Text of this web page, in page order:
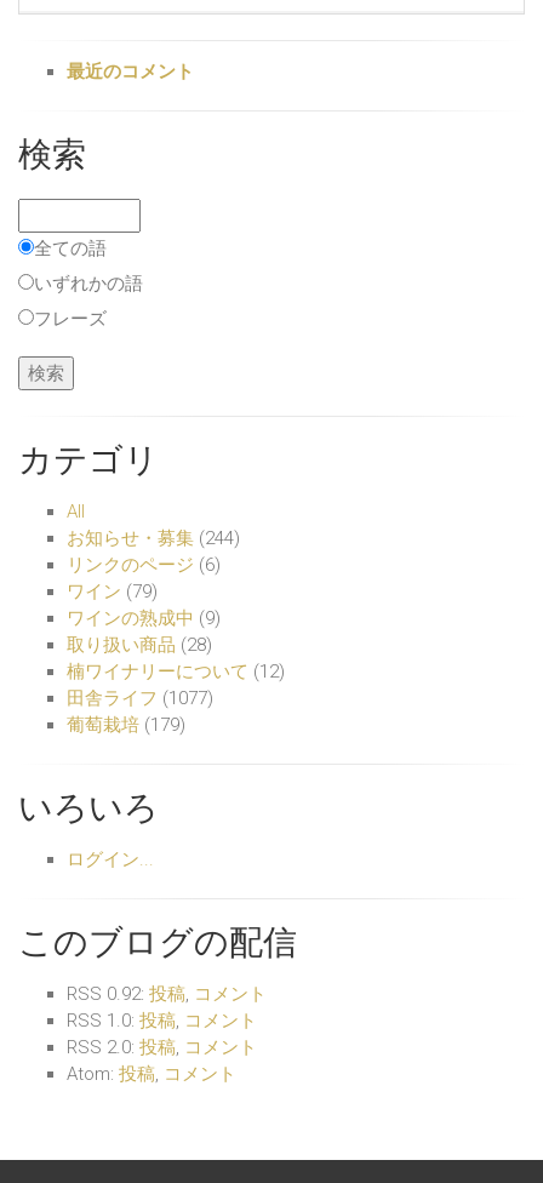
最近のコメント
検索
全ての語
いずれかの語
フレーズ
カテゴリ
All
お知らせ・募集 (244)
リンクのページ (6)
ワイン (79)
ワインの熟成中 (9)
取り扱い商品 (28)
楠ワイナリーについて (12)
田舎ライフ (1077)
葡萄栽培 (179)
いろいろ
ログイン...
このブログの配信
RSS 0.92: 投稿, コメント
RSS 1.0: 投稿, コメント
RSS 2.0: 投稿, コメント
Atom: 投稿, コメント